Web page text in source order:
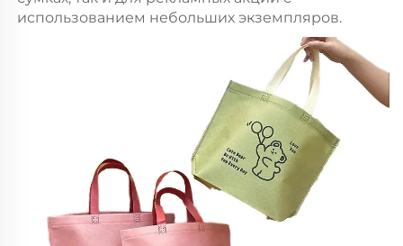
использованием небольших экземпляров.